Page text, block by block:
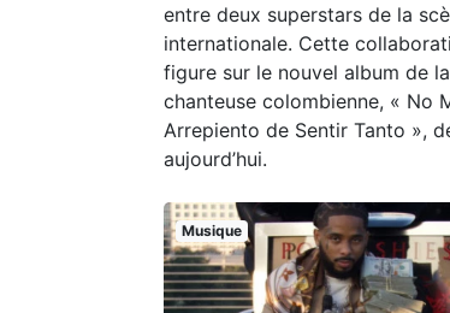
entre deux superstars de la
internationale. Cette
figure sur le nouvel album de la
chanteuse colombienne, « No
Arrepiento de Sentir Tanto »,
aujourd’hui.
Musique